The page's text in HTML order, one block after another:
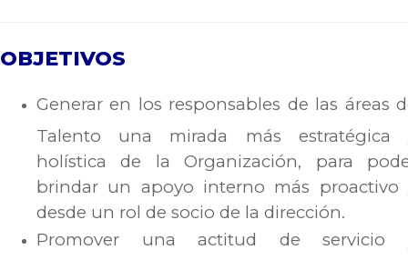
OBJETIVOS
Generar en los responsables de las áreas
Talento una mirada más estratégica
holística de la Organización, para
brindar un apoyo interno más proactivo
desde un rol de socio de la dirección.
Promover una actitud de servicio